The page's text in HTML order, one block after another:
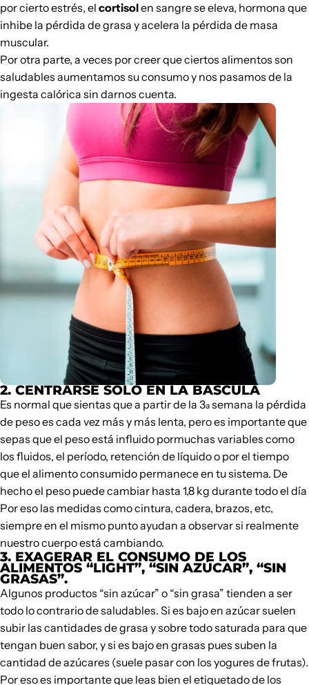
por cierto estrés, el cortisolen sangre se eleva, hormona que
inhibe la pérdida de grasa y acelera la pérdida de masa
muscular.
Por otra parte, a veces por creer que ciertos alimentos son
saludables aumentamos su consumo y nos pasamos de la
ingesta calórica sin darnos cuenta.
2. CENTRARSE SÓLO EN LA BÁSCULA
Es normal que sientas que a partir de la 3a semana la pérdida
de peso es cada vez más y más lenta, pero es importante que
sepas que el peso está influido pormuchas variables como
los fluidos, el período, retención de líquido o por el tiempo
que el alimento consumido permanece en tu sistema. De
hecho el peso puede cambiar hasta 1,8 kg durante todo el día
Por eso las medidas como cintura, cadera, brazos, etc,
siempre en el mismo punto ayudan a observar si realmente
nuestro cuerpo está cambiando.
3. EXAGERAR EL CONSUMO DE LOS
ALIMENTOS “LIGHT”, “SIN AZÚCAR”, “SIN
GRASAS”.
Algunos productos “sin azúcar” o “sin grasa” tienden a ser
todo lo contrario de saludables. Si es bajo en azúcar suelen
subir las cantidades de grasa y sobre todo saturada para que
tengan buen sabor, y si es bajo en grasas pues suben la
cantidad de azúcares (suele pasar con los yogures de frutas).
Por eso es importante que leas bien el etiquetado de los